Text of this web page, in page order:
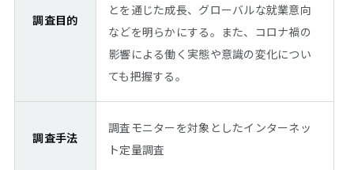
調査目的
とを通じた成長、グローバルな就業意向
などを明らかにする。また、コロナ禍の
影響による働く実態や意識の変化につい
ても把握する。
調査手法
調査モニターを対象としたインターネッ
ト定量調査